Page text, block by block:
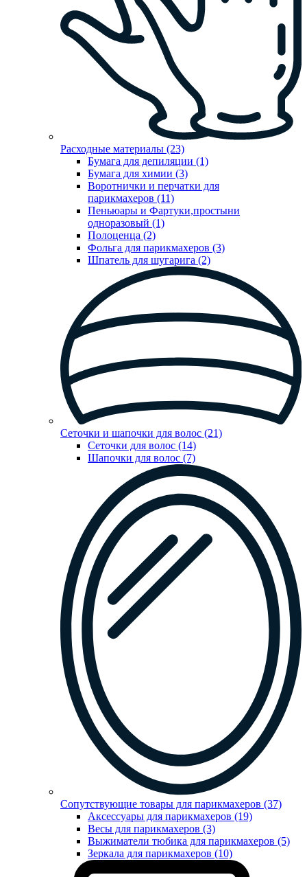
Расходные материалы (23)
Бумага для депиляции (1)
Бумага для химии (3)
Воротнички и перчатки для
парикмахеров (11)
Пеньюары и Фартуки,простыни
одноразовый (1)
Полоценца (2)
Фольга для парикмахеров (3)
Шпатель для шугарига (2)
Сеточки и шапочки для волос (21)
Сеточки для волос (14)
Шапочки для волос (7)
Сопутствующие товары для парикмахеров (37)
Аксессуары для парикмахеров (19)
Весы для парикмахеров (3)
Выжиматели тюбика для парикмахеров (5)
Зеркала для парикмахеров (10)